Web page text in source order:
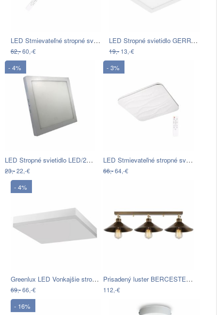
LED Stmievateľné stropné svietidlo…
62,-60,-€
LED Stropné svietidlo GERRY LED/24W…
19,-13,-€
- 4%
LED Stropné svietidlo LED/24W/230V…
23,-22,-€
- 3%
LED Stmievateľné stropné svietidlo…
66,-64,-€
- 4%
Greenlux LED Vonkajšie stropné…
69,-66,-€
Prisadený luster BERCESTE 3xE27/40W…
112,-€
- 16%